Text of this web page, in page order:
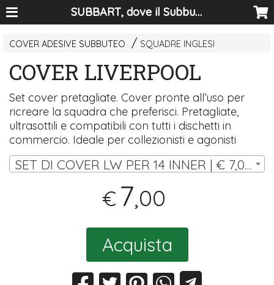
SUBBART, dove il Subbuteo diventa arte
COVER ADESIVE SUBBUTEO SQUADRE INGLESI
COVER LIVERPOOL
Set cover pretagliate. Cover pronte all’uso per
ricreare la squadra che preferisci. Pretagliate,
ultrasottili e compatibili con tutti i dischetti in
commercio. Ideale per collezionisti e agonisti
SET DI COVER LW PER 14 INNER | € 7,00
€ 7,00
Acquista